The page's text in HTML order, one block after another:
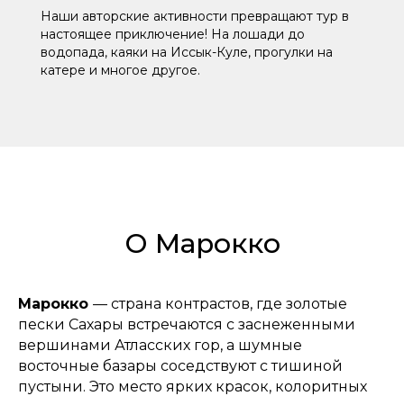
Наши авторские активности превращают тур в
настоящее приключение! На лошади до
водопада, каяки на Иссык-Куле, прогулки на
катере и многое другое.
О Марокко
Марокко — страна контрастов, где золотые
пески Сахары встречаются с заснеженными
вершинами Атласских гор, а шумные
восточные базары соседствуют с тишиной
пустыни. Это место ярких красок, колоритных